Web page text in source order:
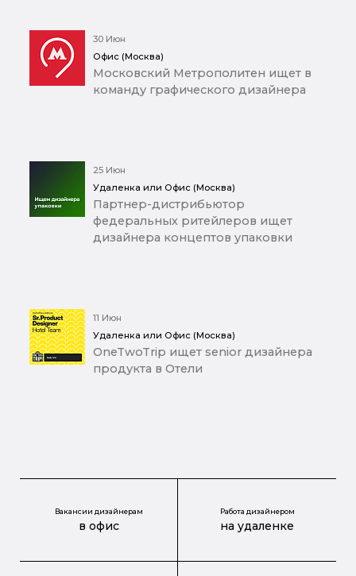
30 Июн
Офис (Москва)
Московский Метрополитен ищет в
команду графического дизайнера
25 Июн
Удаленка или Офис (Москва)
Партнер-дистрибьютор
федеральных ритейлеров ищет
дизайнера концептов упаковки
11 Июн
Удаленка или Офис (Москва)
OneTwoTrip ищет senior дизайнера
продукта в Отели
Вакансии дизайнерам
в офис
Работа дизайнером
на удаленке